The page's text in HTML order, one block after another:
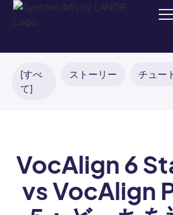
[すべ
て]
ストーリー チュー
VocAlign 6
vs VocAlign